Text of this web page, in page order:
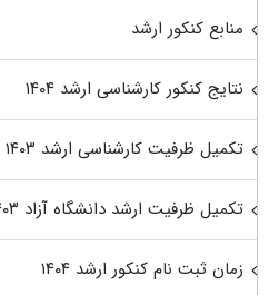
منابع کنکور ارشد
نتایج کنکور کارشناسی ارشد ۱۴۰۴
تکمیل ظرفیت کارشناسی ارشد ۱۴۰۳
تکمیل ظرفیت ارشد دانشگاه آزاد ۱۴۰۳
زمان ثبت نام کنکور ارشد ۱۴۰۴